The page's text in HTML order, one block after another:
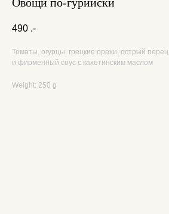
490 .-
Томаты, огурцы, грецкие орехи, острый перец
и фирменный соус с кахетинским маслом
Weight: 250 g